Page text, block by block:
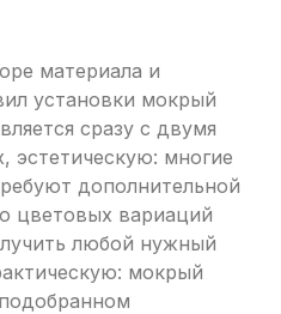
материала и
установки мокрый
сразу с двумя
эстетическую: многие
дополнительной
цветовых вариаций
любой нужный
мокрый